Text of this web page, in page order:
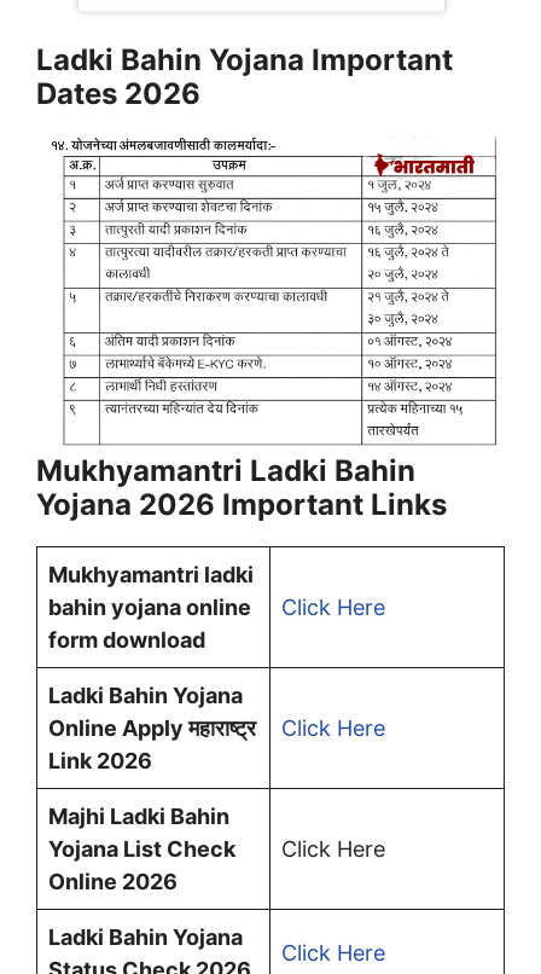
Ladki Bahin Yojana Important
Dates 2026
Mukhyamantri Ladki Bahin
Yojana 2026 Important Links
Mukhyamantri ladki
bahin yojana online
form download
Click Here
Ladki Bahin Yojana
Online Apply महाराष्ट्र
Link 2026
Click Here
Majhi Ladki Bahin
Yojana List Check
Online 2026
Click Here
Ladki Bahin Yojana
Click Here